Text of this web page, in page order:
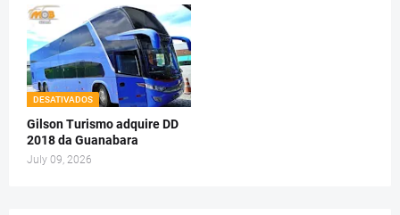
DESATIVADOS
Gilson Turismo adquire DD
2018 da Guanabara
July 09, 2026